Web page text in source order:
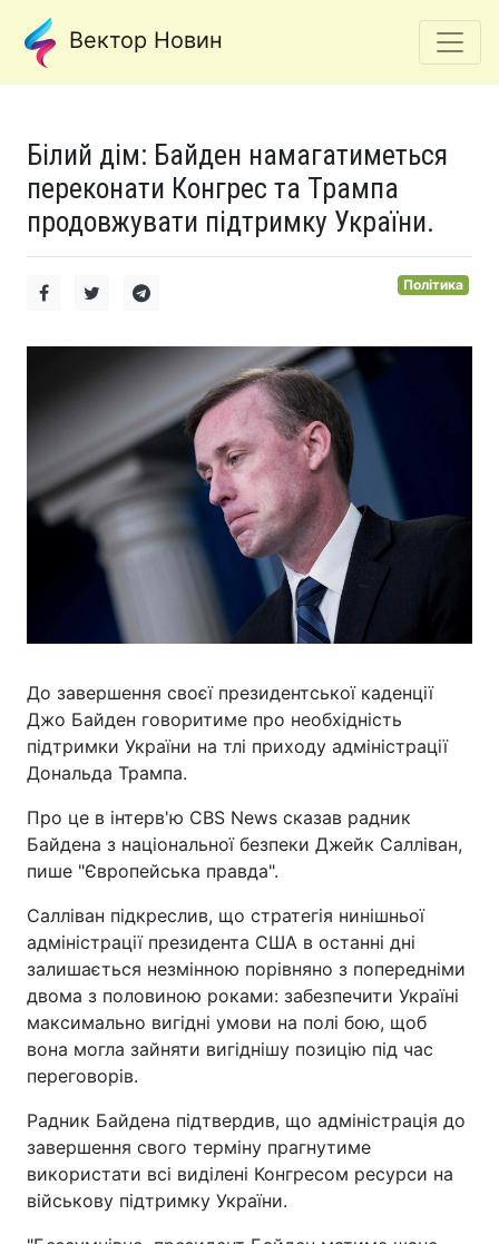
Вектор Новин
Білий дім: Байден намагатиметься
переконати Конгрес та Трампа
продовжувати підтримку України.
Політика
До завершення своєї президентської каденції
Джо Байден говоритиме про необхідність
підтримки України на тлі приходу адміністрації
Дональда Трампа.
Про це в інтерв'ю CBS News сказав радник
Байдена з національної безпеки Джейк Салліван,
пише "Європейська правда".
Салліван підкреслив, що стратегія нинішньої
адміністрації президента США в останні дні
залишається незмінною порівняно з попередніми
двома з половиною роками: забезпечити Україні
максимально вигідні умови на полі бою, щоб
вона могла зайняти вигіднішу позицію під час
переговорів.
Радник Байдена підтвердив, що адміністрація до
завершення свого терміну прагнутиме
використати всі виділені Конгресом ресурси на
військову підтримку України.